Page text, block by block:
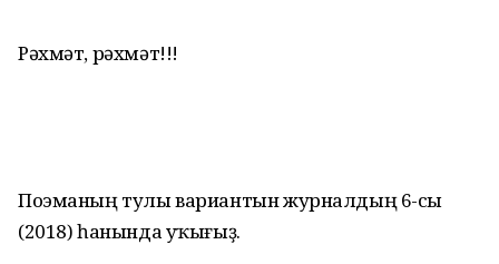
Рәхмәт, рәхмәт!!!
Поэманың тулы вариантын журналдың 6-сы
(2018) һанында уҡығыҙ.